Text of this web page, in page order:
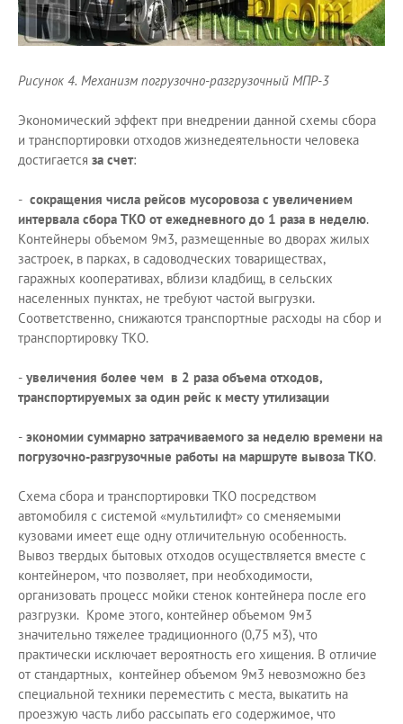
Рисунок 4. Механизм погрузочно-разгрузочный МПР-3
Экономический эффект при внедрении данной схемы сбора
и транспортировки отходов жизнедеятельности человека
достигается за счет:
- сокращения числа рейсов мусоровоза с увеличением
интервала сбора ТКО от ежедневного до 1 раза в неделю.
Контейнеры объемом 9м3, размещенные во дворах жилых
застроек, в парках, в садоводческих товариществах,
гаражных кооперативах, вблизи кладбищ, в сельских
населенных пунктах, не требуют частой выгрузки.
Соответственно, снижаются транспортные расходы на сбор и
транспортировку ТКО.
- увеличения более чем в 2 раза объема отходов,
транспортируемых за один рейс к месту утилизации
- экономии суммарно затрачиваемого за неделю времени на
погрузочно-разгрузочные работы на маршруте вывоза ТКО.
Схема сбора и транспортировки ТКО посредством
автомобиля с системой «мультилифт» со сменяемыми
кузовами имеет еще одну отличительную особенность.
Вывоз твердых бытовых отходов осуществляется вместе с
контейнером, что позволяет, при необходимости,
организовать процесс мойки стенок контейнера после его
разгрузки. Кроме этого, контейнер объемом 9м3
значительно тяжелее традиционного (0,75 м3), что
практически исключает вероятность его хищения. В отличие
от стандартных, контейнер объемом 9м3 невозможно без
специальной техники переместить с места, выкатить на
проезжую часть либо рассыпать его содержимое, что